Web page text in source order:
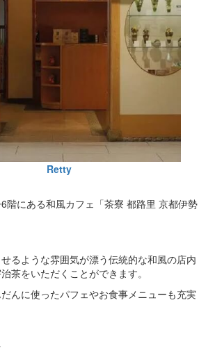
Retty
階にある和風カフェ「茶寮 都路里 京都伊勢
るような雰囲気が漂う伝統的な和風の店内
茶をいただくことができます。
んに使ったパフェやお食事メニューも充実